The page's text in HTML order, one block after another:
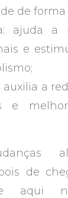
de forma
ajuda a
e
auxilia a
e
de
aqui